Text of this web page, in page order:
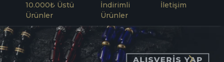
10.000₺ Üstü
Ürünler
İndirimli
Ürünler
İletişim